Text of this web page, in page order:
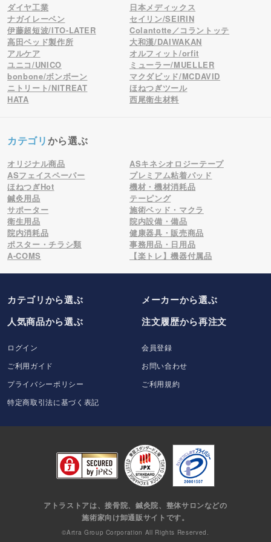
ダイヤ工業
日本メディックス
ナガイレーベン
セイリン/SEIRIN
伊藤超短波/ITO-LATER
Colantotte／コラントッテ
高田ベッド製作所
大和漢/DAIWAKAN
アルケア
オルフィット/orfit
ユニコ/UNICO
ミューラー/MUELLER
bonbone/ボンボーン
マクダビッド/MCDAVID
ニトリート/NITREAT
ほねつぎツール
HATA
西尾衛生材料
カテゴリから選ぶ
オリジナル商品
ASキネシオロジーテープ
ASフェイスペーパー
プレミアム粘着パッド
ほねつぎHot
機材・機材消耗品
鍼灸用品
テーピング
サポーター
施術ベッド・マクラ
衛生用品
院内設備・備品
院内消耗品
健康器具・販売商品
ポスター・チラシ類
事務用品・日用品
A-COMS
【楽トレ】機器付属品
カテゴリから選ぶ メーカーから選ぶ
人気商品から選ぶ
注文履歴から再注文
ログイン
会員登録
ご利用ガイド
お問い合わせ
プライバシーポリシー
ご利用規約
特定商取引法に基づく表記
アトラストアは、接骨院、鍼灸院、整体サロンなどの
施術家向け卸通販サイトです。
©Artra Group Corporation All Rights Reserved.